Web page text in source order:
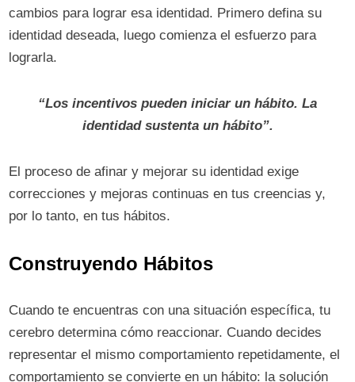
cambios para lograr esa identidad. Primero defina su
identidad deseada, luego comienza el esfuerzo para
lograrla.
“Los incentivos pueden iniciar un hábito. La
identidad sustenta un hábito”.
El proceso de afinar y mejorar su identidad exige
correcciones y mejoras continuas en tus creencias y,
por lo tanto, en tus hábitos.
Construyendo Hábitos
Cuando te encuentras con una situación específica, tu
cerebro determina cómo reaccionar. Cuando decides
representar el mismo comportamiento repetidamente, el
comportamiento se convierte en un hábito: la solución